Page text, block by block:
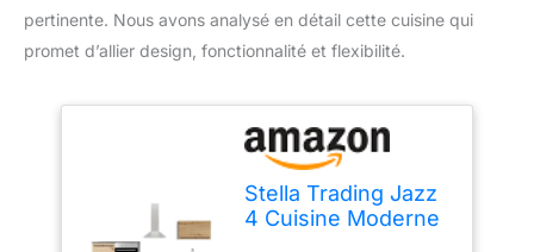
pertinente. Nous avons analysé en détail cette cuisine qui
promet d’allier design, fonctionnalité et flexibilité.
Stella Trading Jazz
4 Cuisine Moderne